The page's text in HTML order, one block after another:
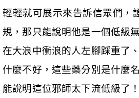
輕輕就可展示來告訴信眾們，
規，那只能說明他是一個低級
在大浪中衝浪的人左腳踩重了
什麼不好，這些藥分別是什麼
能說明這位邪師太下流低級了